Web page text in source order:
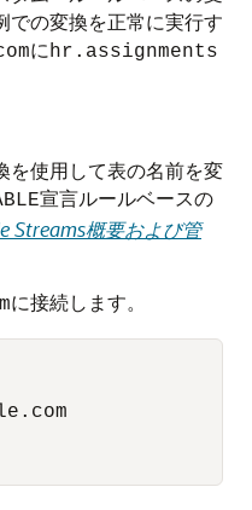
での変換を正常に実行す
にhr.assignments
を使用して表の名前を変
宣言ルールベースの
Streams概要および管
に接続します。